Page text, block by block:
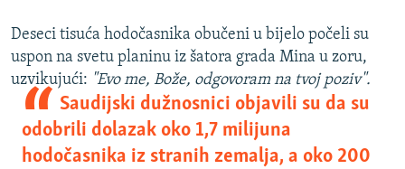
Deseci tisuća hodočasnika obučeni u bijelo počeli su
uspon na svetu planinu iz šatora grada Mina u zoru,
uzvikujući: "Evo me, Bože, odgovoram na tvoj poziv".
Saudijski dužnosnici objavili su da su
odobrili dolazak oko 1,7 milijuna
hodočasnika iz stranih zemalja, a oko 200